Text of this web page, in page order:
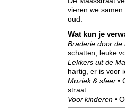
vieren we
oud.
Wat kun je
Braderie door de
schatten, leuke
Lekkers uit de
hartig, er is voor
Muziek & sfeer •
straat.
Voor kinderen •